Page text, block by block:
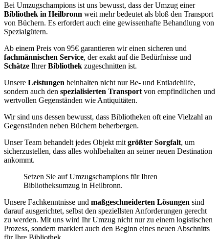
Bei Umzugschampions ist uns bewusst, dass der Umzug einer
Bibliothek in Heilbronn weit mehr bedeutet als bloß den Transport
von Büchern. Es erfordert auch eine gewissenhafte Behandlung von
Spezialgütern.
Ab einem Preis von 95€ garantieren wir einen sicheren und
fachmännischen Service, der exakt auf die Bedürfnisse und
Schätze IhrerBibliothek zugeschnitten ist.
Unsere Leistungen beinhalten nicht nur Be- und Entladehilfe,
sondern auch den spezialisierten Transport von empfindlichen und
wertvollen Gegenständen wie Antiquitäten.
Wir sind uns dessen bewusst, dass Bibliotheken oft eine Vielzahl an
Gegenständen neben Büchern beherbergen.
Unser Team behandelt jedes Objekt mit größter Sorgfalt, um
sicherzustellen, dass alles wohlbehalten an seiner neuen Destination
ankommt.
Setzen Sie auf Umzugschampions für Ihren
Bibliotheksumzug in Heilbronn.
Unsere Fachkenntnisse und maßgeschneiderten Lösungen sind
darauf ausgerichtet, selbst den speziellsten Anforderungen gerecht
zu werden. Mit uns wird Ihr Umzug nicht nur zu einem logistischen
Prozess, sondern markiert auch den Beginn eines neuen Abschnitts
für Ihre Bibliothek.